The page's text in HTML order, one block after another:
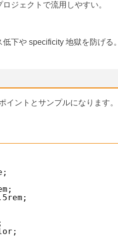
ジェクトで流用しやすい。
下や specificity 地獄を防げる。
イントとサンプルになります。